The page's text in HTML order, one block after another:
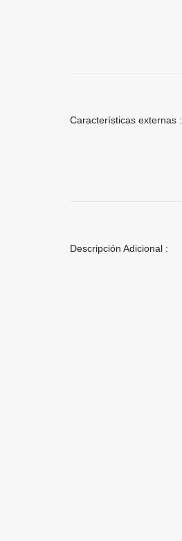
Características externas :
Descripción Adicional :